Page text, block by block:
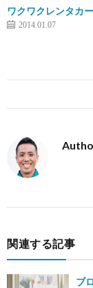
ワクワクレンタカ
2014.01.07
関連する記事
ブ